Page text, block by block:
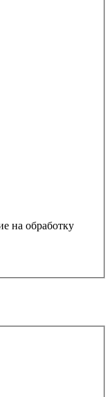
на обработку